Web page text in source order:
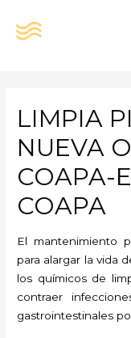
LIMPIA
NUEVA
COAPA-
COAPA
El mantenimiento
para alargar la vida
los químicos de
contraer
gastrointestinales